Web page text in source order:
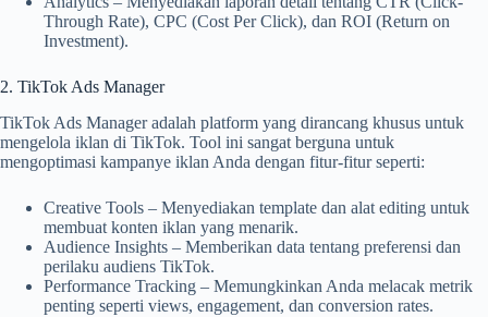
Through Rate), CPC (Cost Per Click), dan ROI (Return on
Investment).
2. TikTok Ads Manager
TikTok Ads Manager adalah platform yang dirancang khusus untuk
mengelola iklan di TikTok. Tool ini sangat berguna untuk
mengoptimasi kampanye iklan Anda dengan fitur-fitur seperti:
Creative Tools – Menyediakan template dan alat editing untuk
membuat konten iklan yang menarik.
Audience Insights – Memberikan data tentang preferensi dan
perilaku audiens TikTok.
Performance Tracking – Memungkinkan Anda melacak metrik
penting seperti views, engagement, dan conversion rates.